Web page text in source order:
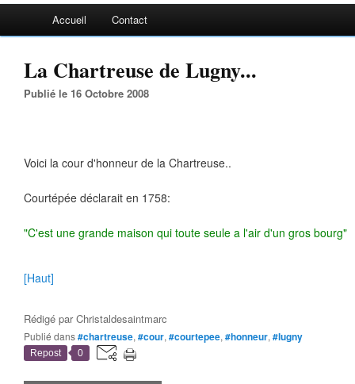
Accueil Contact
La Chartreuse de Lugny...
Publié le 16 Octobre 2008
Voici la cour d'honneur de la Chartreuse..
Courtépée déclarait en 1758:
"C'est une grande maison qui toute seule a l'air d'un gros bourg"
[Haut]
Rédigé parChristaldesaintmarc
Publié dans#chartreuse, #cour, #courtepee, #honneur, #lugny
Repost 0